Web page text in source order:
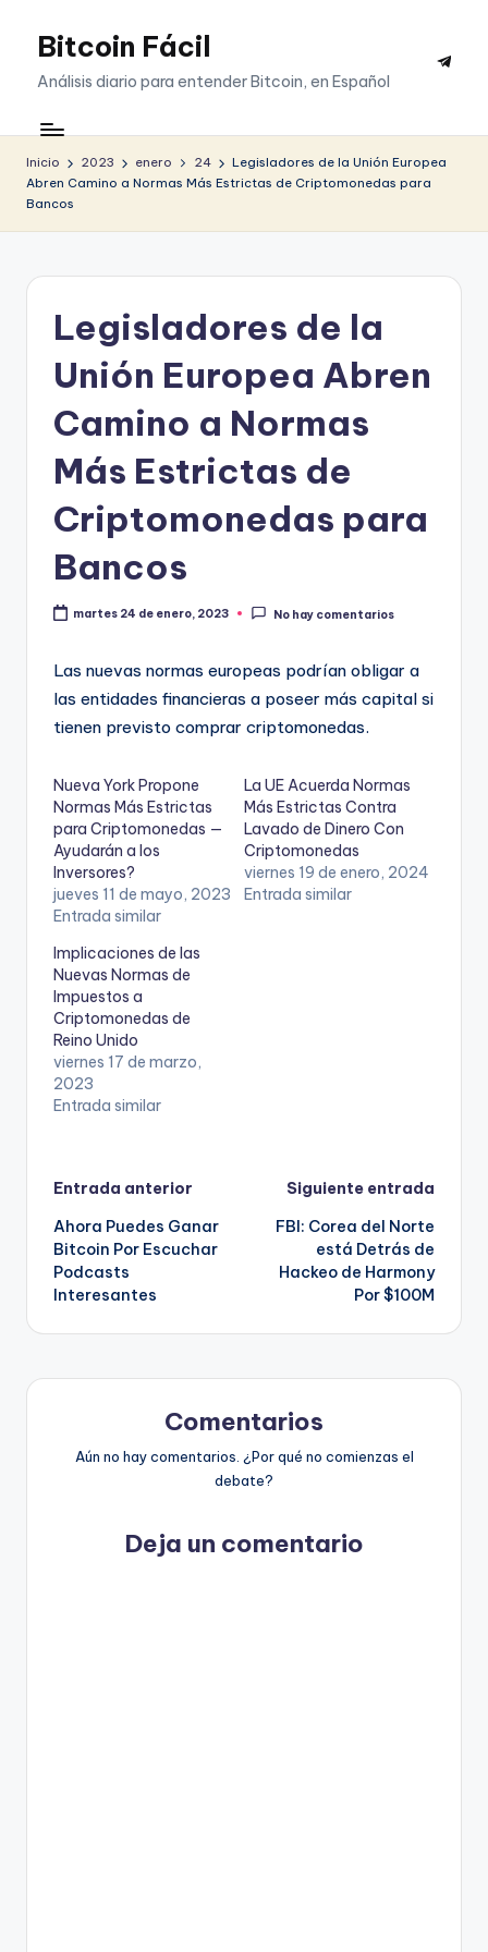
SaltarBitcoin Fácil
Análisis diario para entender Bitcoin, en Español
Inicio 2023 enero 24
Legisladores de la Unión Europea
Abren Camino a Normas Más Estrictas de Criptomonedas para
Bancos
Legisladores de la
Unión Europea Abren
Camino a Normas
Más Estrictas de
Criptomonedas para
Bancos
martes 24 de enero, 2023 No hay comentarios
Las nuevas normas europeas podrían obligar a
las entidades financieras a poseer más capital si
tienen previsto comprar criptomonedas.
Nueva York Propone
Normas Más Estrictas
para Criptomonedas —
Ayudarán a los
Inversores?
jueves 11 de mayo, 2023
Entrada similar
La UE Acuerda Normas
Más Estrictas Contra
Lavado de Dinero Con
Criptomonedas
viernes 19 de enero, 2024
Entrada similar
Implicaciones de las
Nuevas Normas de
Impuestos a
Criptomonedas de
Reino Unido
viernes 17 de marzo,
2023
Entrada similar
Navegación
de
entradas
Entrada anterior
Ahora Puedes Ganar
Bitcoin Por Escuchar
Podcasts
Interesantes
Siguiente entrada
FBI: Corea del Norte
está Detrás de
Hackeo de Harmony
Por $100M
Comentarios
Aún no hay comentarios. ¿Por qué no comienzas el
debate?
Deja un comentario